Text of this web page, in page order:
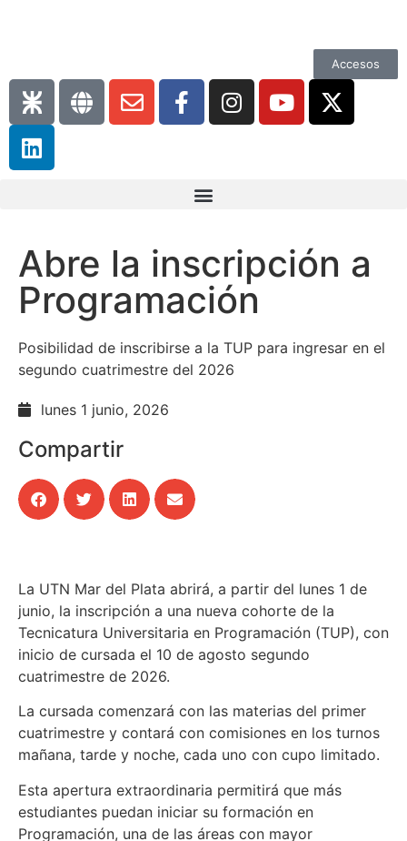
Accesos
Abre la inscripción a
Programación
Posibilidad de inscribirse a la TUP para ingresar en el
segundo cuatrimestre del 2026
lunes 1 junio, 2026
Compartir
La UTN Mar del Plata abrirá, a partir del lunes 1 de
junio, la inscripción a una nueva cohorte de la
Tecnicatura Universitaria en Programación (TUP), con
inicio de cursada el 10 de agosto segundo
cuatrimestre de 2026.
La cursada comenzará con las materias del primer
cuatrimestre y contará con comisiones en los turnos
mañana, tarde y noche, cada uno con cupo limitado.
Esta apertura extraordinaria permitirá que más
estudiantes puedan iniciar su formación en
Programación, una de las áreas con mayor